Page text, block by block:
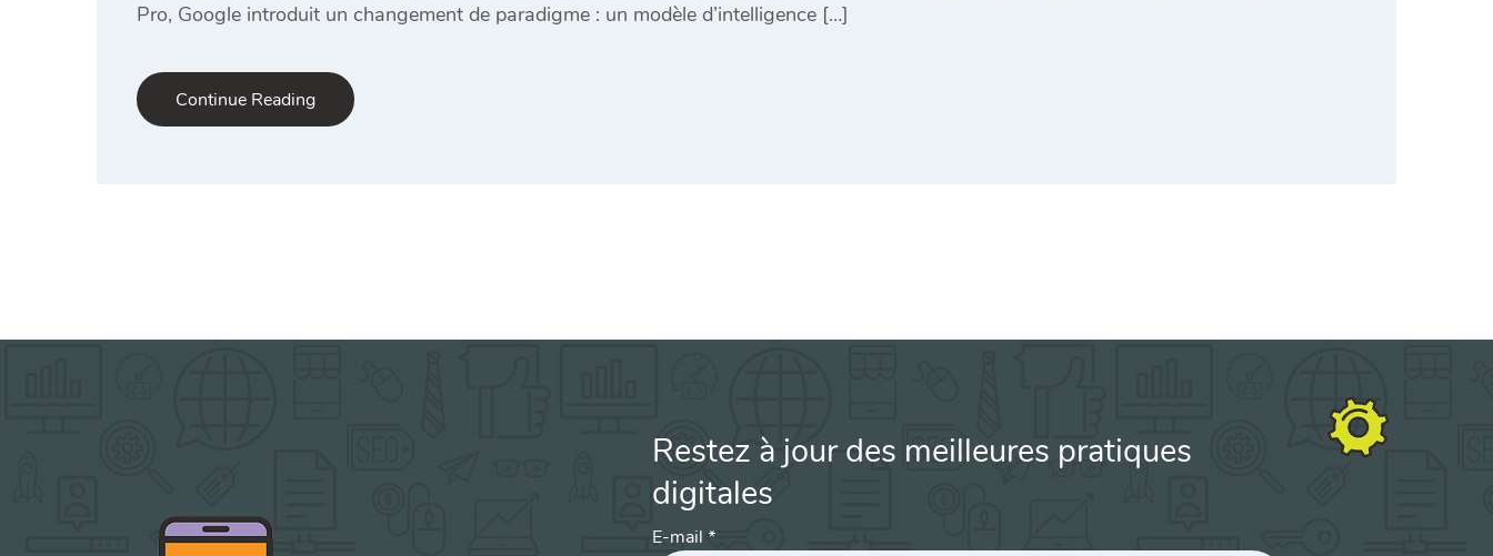
Pro, Google introduit un changement de paradigme : un modèle d’intelligence […]
Continue Reading
Restez à jour des meilleures pratiques
digitales
E-mail *